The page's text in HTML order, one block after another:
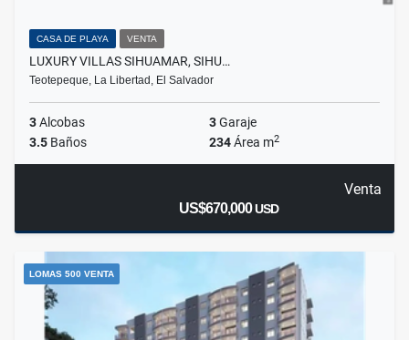
CASA DE PLAYA VENTA
LUXURY VILLAS SIHUAMAR, SIHU…
Teotepeque, La Libertad, El Salvador
3Alcobas 3Garaje
3.5 Baños 234Área m2
Venta
US$670,000USD
LOMAS 500 VENTA